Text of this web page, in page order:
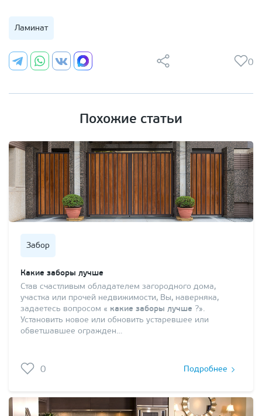
Ламинат
0
Похожие статьи
Забор
Какие заборы лучше
Став счастливым обладателем загородного дома,
участка или прочей недвижимости, Вы, наверняка,
задаетесь вопросом « какие заборы лучше ?».
Установить новое или обновить устаревшее или
обветшавшее огражден…
0 Подробнее